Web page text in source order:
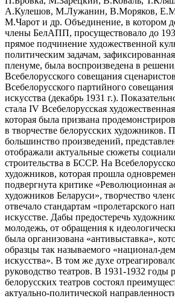
А.Кулешов, М.Лужанин, В.Моряков,
М.Чарот и др. Объединение, в котором
члены БелАПП, просуществовало до
прямое подчинение художественной
политическим задачам,
пленуме, была воспроизведена в
Всебелорусского совещания
Всебелорусского партийного
искусства (декабрь 1931 г.).
стала IV Всебелорусская
которая была призвана
в творчестве белорусских художников.
большинство произведений,
отображали актуальные сюжеты
строительства в БССР. На
художников, которая прошла
подвергнута критике «Революционная
художников Беларуси», творчество
отвечало стандартам «пролетарского
искусстве. Дабы предостеречь
молодежь, от обращения к
была организована «антивыставка»,
образцы так называемого «национал-
искусства». В том же духе
руководство театров. В 1931-1932 годы
белорусских театров состоял
актуально-политической